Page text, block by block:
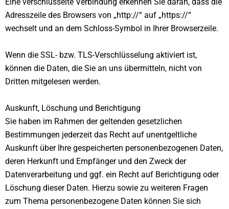
Adresszeile des Browsers von „http://“ auf „https://“
wechselt und an dem Schloss-Symbol in Ihrer Browserzeile.
Wenn die SSL- bzw. TLS-Verschlüsselung aktiviert ist,
können die Daten, die Sie an uns übermitteln, nicht von
Dritten mitgelesen werden.
Auskunft, Löschung und Berichtigung
Sie haben im Rahmen der geltenden gesetzlichen
Bestimmungen jederzeit das Recht auf unentgeltliche
Auskunft über Ihre gespeicherten personenbezogenen Daten,
deren Herkunft und Empfänger und den Zweck der
Datenverarbeitung und ggf. ein Recht auf Berichtigung oder
Löschung dieser Daten. Hierzu sowie zu weiteren Fragen
zum Thema personenbezogene Daten können Sie sich